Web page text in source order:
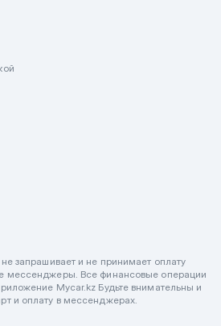
запрашивает и не принимает оплату
мессенджеры. Все финансовые операции
Mycar.kz Будьте внимательны и
и оплату в мессенджерах.